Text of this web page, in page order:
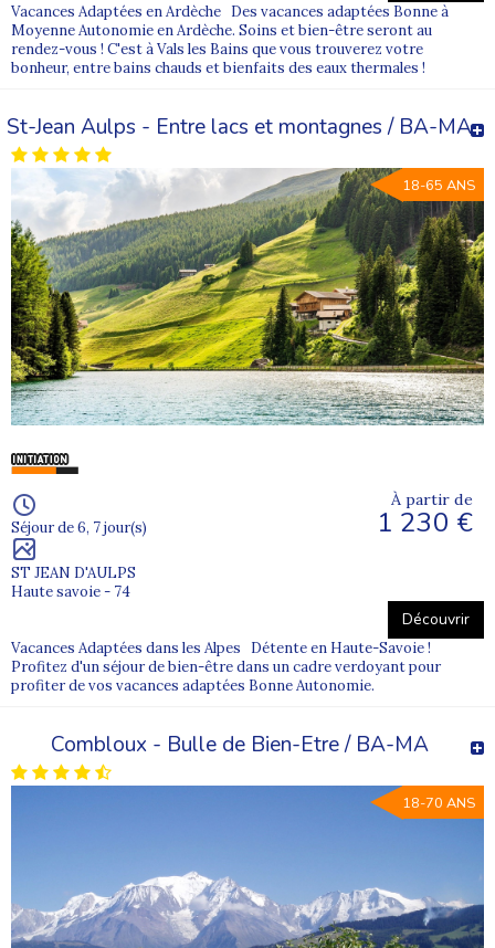
Vacances Adaptées en Ardèche Des vacances adaptées Bonne à
Moyenne Autonomie en Ardèche. Soins et bien-être seront au
rendez-vous ! C'est à Vals les Bains que vous trouverez votre
bonheur, entre bains chauds et bienfaits des eaux thermales !
St-Jean Aulps - Entre lacs et montagnes / BA-MA
18-65 ANS
Séjour de 6, 7 jour(s)
ST JEAN D'AULPS
Haute savoie - 74
À partir de
1 230 €
Découvrir
Vacances Adaptées dans les Alpes Détente en Haute-Savoie !
Profitez d'un séjour de bien-être dans un cadre verdoyant pour
profiter de vos vacances adaptées Bonne Autonomie.
Combloux - Bulle de Bien-Etre / BA-MA
18-70 ANS